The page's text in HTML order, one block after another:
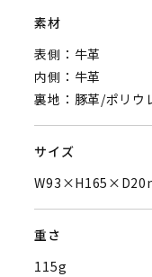
素材
表側：牛革
内側：牛革
裏地：豚革/ポリウ
サイズ
重さ
115g